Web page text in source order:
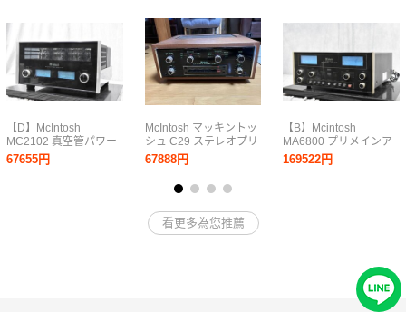
【D】McIntosh
MC2102 真空管パワー
アンプ マッキントッシ
ュ 3264995【送料無
67655円
McIntosh マッキントッ
シュ C29 ステレオプリ
アンプ
67888円
【B】Mcintosh
MA6800 プリメインア
ンプ マッキントッシュ
3265408【送料無料!!】
169522円
看更多為您推薦